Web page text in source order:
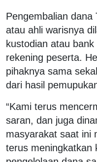
Pengembalian dana
atau ahli warisnya
kustodian atau
rekening peserta.
pihaknya sama
dari hasil
“Kami terus
saran, dan juga
masyarakat saat ini
terus meningkatkan